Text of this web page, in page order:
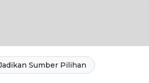
Sumber Pilihan